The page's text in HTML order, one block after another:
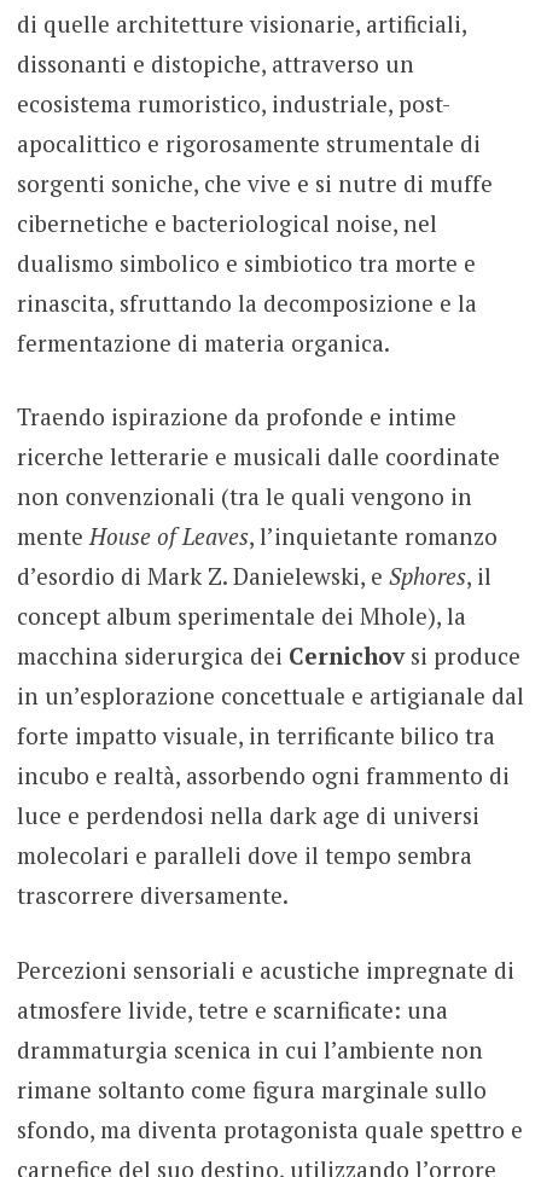
di quelle architetture visionarie, artificiali,
dissonanti e distopiche, attraverso un
ecosistema rumoristico, industriale, post-
apocalittico e rigorosamente strumentale di
sorgenti soniche, che vive e si nutre di muffe
cibernetiche e bacteriological noise, nel
dualismo simbolico e simbiotico tra morte e
rinascita, sfruttando la decomposizione e la
fermentazione di materia organica.
Traendo ispirazione da profonde e intime
ricerche letterarie e musicali dalle coordinate
non convenzionali (tra le quali vengono in
menteHouse of Leaves, l’inquietante romanzo
d’esordio di Mark Z. Danielewski, e Sphores, il
concept album sperimentale dei Mhole), la
macchina siderurgica dei Cernichovsi produce
in un’esplorazione concettuale e artigianale dal
forte impatto visuale, in terrificante bilico tra
incubo e realtà, assorbendo ogni frammento di
luce e perdendosi nella dark age di universi
molecolari e paralleli dove il tempo sembra
trascorrere diversamente.
Percezioni sensoriali e acustiche impregnate di
atmosfere livide, tetre e scarnificate: una
drammaturgia scenica in cui l’ambiente non
rimane soltanto come figura marginale sullo
sfondo, ma diventa protagonista quale spettro e
carnefice del suo destino, utilizzando l’orrore